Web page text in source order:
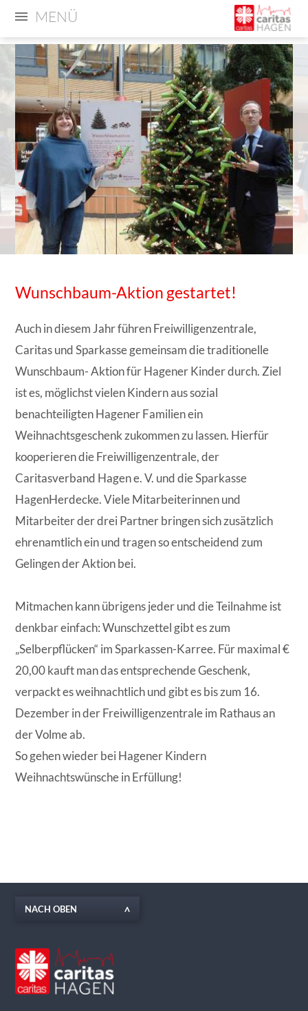
MENÜ
Wunschbaum-Aktion gestartet!
Auch in diesem Jahr führen Freiwilligenzentrale,
Caritas und Sparkasse gemeinsam die traditionelle
Wunschbaum- Aktion für Hagener Kinder durch. Ziel
ist es, möglichst vielen Kindern aus sozial
benachteiligten Hagener Familien ein
Weihnachtsgeschenk zukommen zu lassen. Hierfür
kooperieren die Freiwilligenzentrale, der
Caritasverband Hagen e. V. und die Sparkasse
HagenHerdecke. Viele Mitarbeiterinnen und
Mitarbeiter der drei Partner bringen sich zusätzlich
ehrenamtlich ein und tragen so entscheidend zum
Gelingen der Aktion bei.
Mitmachen kann übrigens jeder und die Teilnahme ist
denkbar einfach: Wunschzettel gibt es zum
„Selberpflücken“ im Sparkassen-Karree. Für maximal €
20,00 kauft man das entsprechende Geschenk,
verpackt es weihnachtlich und gibt es bis zum 16.
Dezember in der Freiwilligenzentrale im Rathaus an
der Volme ab.
So gehen wieder bei Hagener Kindern
Weihnachtswünsche in Erfüllung!
NACH OBEN